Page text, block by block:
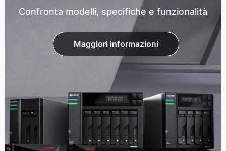
Confronta modelli, specifiche e funzionalità
Maggiori informazioni